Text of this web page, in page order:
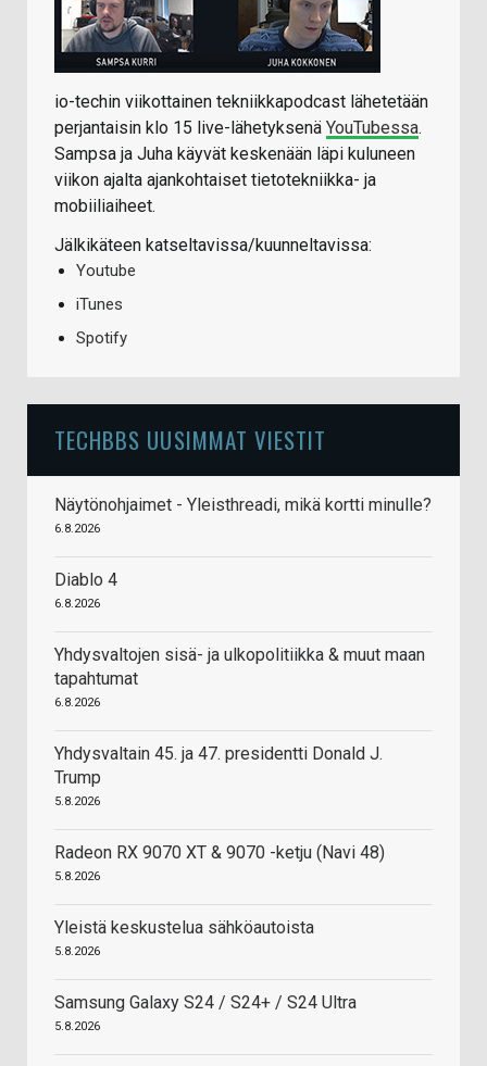
io-techin viikottainen tekniikkapodcast lähetetään
perjantaisin klo 15 live-lähetyksenä YouTubessa.
Sampsa ja Juha käyvät keskenään läpi kuluneen
viikon ajalta ajankohtaiset tietotekniikka- ja
mobiiliaiheet.
Jälkikäteen katseltavissa/kuunneltavissa:
Youtube
iTunes
Spotify
TECHBBS UUSIMMAT VIESTIT
Näytönohjaimet - Yleisthreadi, mikä kortti minulle?
6.8.2026
Diablo 4
6.8.2026
Yhdysvaltojen sisä- ja ulkopolitiikka & muut maan
tapahtumat
6.8.2026
Yhdysvaltain 45. ja 47. presidentti Donald J.
Trump
5.8.2026
Radeon RX 9070 XT & 9070 -ketju (Navi 48)
5.8.2026
Yleistä keskustelua sähköautoista
5.8.2026
Samsung Galaxy S24 / S24+ / S24 Ultra
5.8.2026